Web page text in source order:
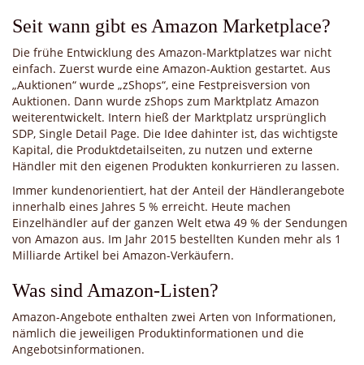
Seit wann gibt es Amazon Marketplace?
Die frühe Entwicklung des Amazon-Marktplatzes war nicht
einfach. Zuerst wurde eine Amazon-Auktion gestartet. Aus
„Auktionen“ wurde „zShops“, eine Festpreisversion von
Auktionen. Dann wurde zShops zum Marktplatz Amazon
weiterentwickelt. Intern hieß der Marktplatz ursprünglich
SDP, Single Detail Page. Die Idee dahinter ist, das wichtigste
Kapital, die Produktdetailseiten, zu nutzen und externe
Händler mit den eigenen Produkten konkurrieren zu lassen.
Immer kundenorientiert, hat der Anteil der Händlerangebote
innerhalb eines Jahres 5 % erreicht. Heute machen
Einzelhändler auf der ganzen Welt etwa 49 % der Sendungen
von Amazon aus. Im Jahr 2015 bestellten Kunden mehr als 1
Milliarde Artikel bei Amazon-Verkäufern.
Was sind Amazon-Listen?
Amazon-Angebote enthalten zwei Arten von Informationen,
nämlich die jeweiligen Produktinformationen und die
Angebotsinformationen.